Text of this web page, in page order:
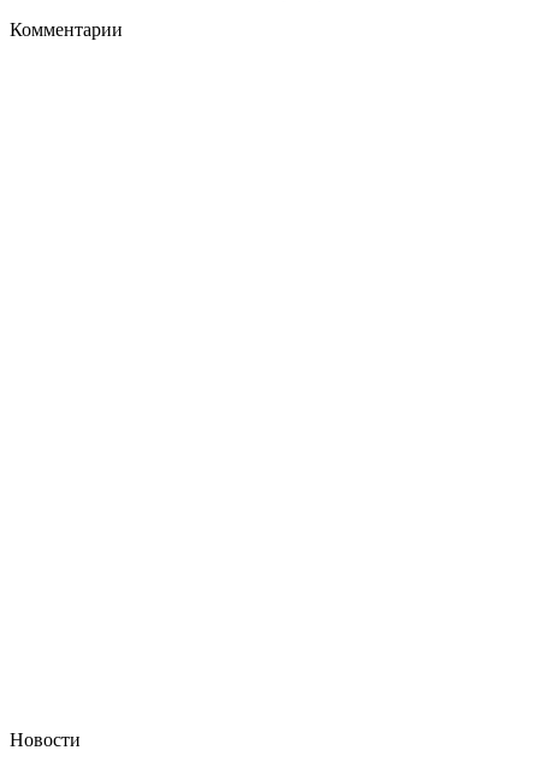
Комментарии
Новости